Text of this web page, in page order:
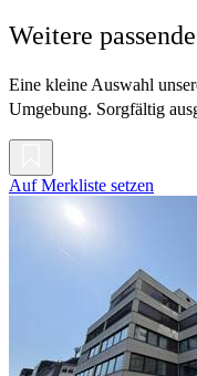
Weitere
Eine kleine Auswahl
Umgebung. Sorgfältig
Auf Merkliste setzen